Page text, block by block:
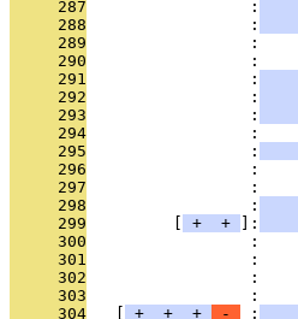
     287
                 :
     288
                 :
     289
:
     290
:
     291
                 :
     292
                 :
     293
                 :
     294
:
     295
                 :
     296
:
     297
:
     298
                 :
     299
+ + ]:
     300
:
     301
:
     302
:
     303
:
     304
+ + + - :